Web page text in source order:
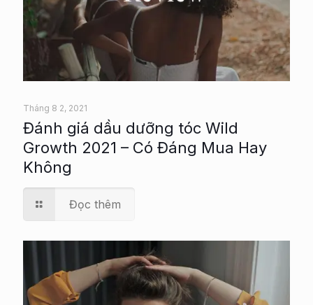
Tháng 8 2, 2021
Đánh giá dầu dưỡng tóc Wild
Growth 2021 – Có Đáng Mua Hay
Không
Đọc thêm